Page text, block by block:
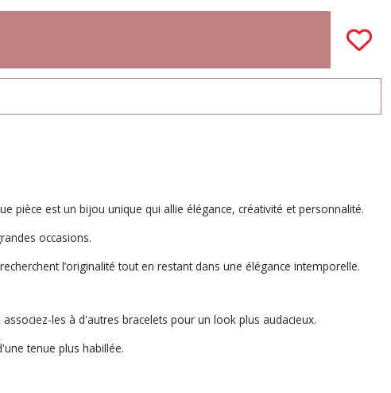
pièce est un bijou unique qui allie élégance, créativité et personnalité.
occasions.
l’originalité tout en restant dans une élégance intemporelle.
les à d'autres bracelets pour un look plus audacieux.
tenue plus habillée.